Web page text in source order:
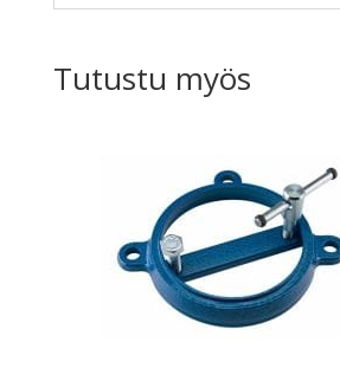
Tutustu myös